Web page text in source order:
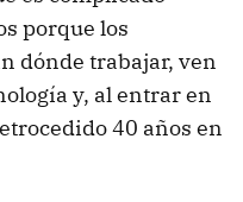
porque los
dónde trabajar, ven
y, al entrar en
40 años en